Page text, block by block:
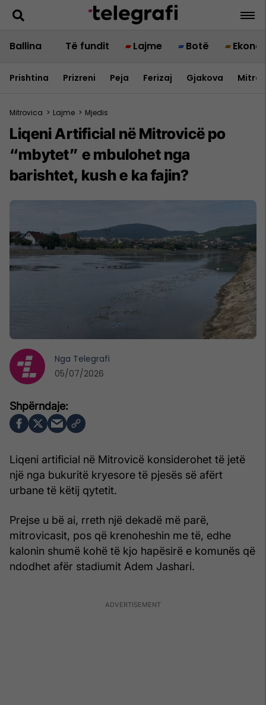
Ballina Të fundit Lajme Botë
Prishtina Prizreni Peja Ferizaj Gjakova
Mitrovica > Lajme > Mjedis
​Liqeni Artificial në Mitrovicë po
“mbytet” e mbulohet nga
barishtet, kush e ka fajin?
Liqeni artificial në Mitrovicë konsiderohet të jetë
një nga bukuritë kryesore të pjesës së afërt
urbane të këtij qytetit.
Prejse u bë ai, rreth një dekadë më parë,
mitrovicasit, pos që krenoheshin me të, edhe
kalonin shumë kohë të kjo hapësirë e komunës që
ndodhet afër stadiumit Adem Jashari.
Nga Telegrafi
05/07/2026